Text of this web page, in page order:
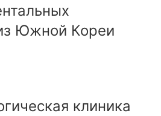
Южной Кореи
клиника